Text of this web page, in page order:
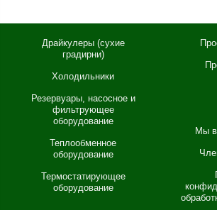
Драйкулеры (сухие
градирни)
Холодильники
Резервуары, насосное и
фильтрующее
оборудование
Теплообменное
оборудование
Термостатирующее
оборудование
Мы